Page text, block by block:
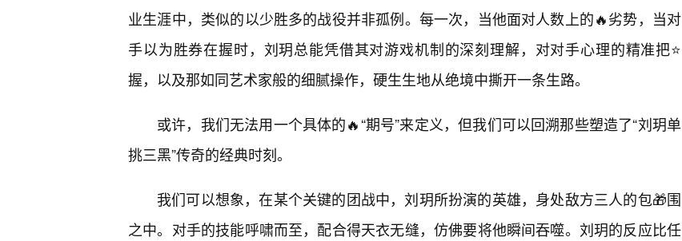
业生涯中，类似的以少胜多的战役并非孤例。每一次，当他面对人数上的🔥劣势，当对
手以为胜券在握时，刘玥总能凭借其对游戏机制的深刻理解，对对手心理的精准把⭐
握，以及那如同艺术家般的细腻操作，硬生生地从绝境中撕开一条生路。
或许，我们无法用一个具体的🔥“期号”来定义，但我们可以回溯那些塑造了“刘玥单
挑三黑”传奇的经典时刻。
我们可以想象，在某个关键的团战中，刘玥所扮演的英雄，身处敌方三人的包🎁围
之中。对手的技能呼啸而至，配合得天衣无缝，仿佛要将他瞬间吞噬。刘玥的反应比任